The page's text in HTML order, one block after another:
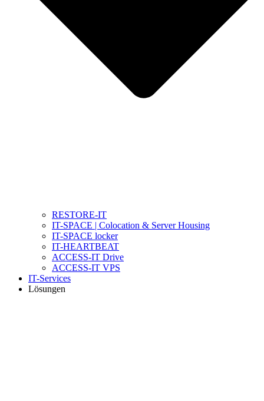
RESTORE-IT
IT-SPACE | Colocation & Server Housing
IT-SPACE locker
IT-HEARTBEAT
ACCESS-IT Drive
ACCESS-IT VPS
IT-Services
Lösungen